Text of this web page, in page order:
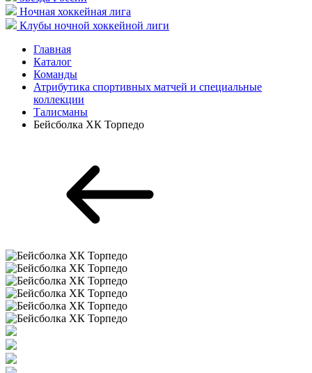
Ночная хоккейная лига
Клубы ночной хоккейной лиги
Главная
Каталог
Команды
Атрибутика спортивных матчей и специальные
коллекции
Талисманы
Бейсболка ХК Торпедо